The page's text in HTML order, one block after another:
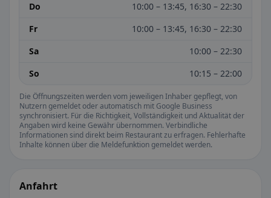
Do
10:00 – 13:45, 16:30 – 22:30
Fr
10:00 – 13:45, 16:30 – 22:30
Sa
10:00 – 22:30
So
10:15 – 22:00
Die Öffnungszeiten werden vom jeweiligen Inhaber gepflegt, von
Nutzern gemeldet oder automatisch mit Google Business
synchronisiert. Für die Richtigkeit, Vollständigkeit und Aktualität der
Angaben wird keine Gewähr übernommen. Verbindliche
Informationen sind direkt beim Restaurant zu erfragen. Fehlerhafte
Inhalte können über die Meldefunktion gemeldet werden.
Anfahrt